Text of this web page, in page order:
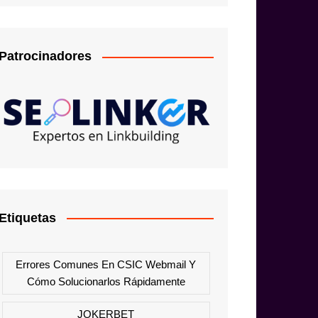
Errores Comunes En CSIC Webmail Y
Cómo Solucionarlos Rápidamente
JOKERBET